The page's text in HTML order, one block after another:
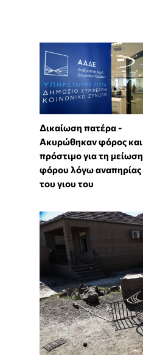
Δικαίωση πατέρα -
Ακυρώθηκαν φόρος και
πρόστιμο για τη μείωση
φόρου λόγω αναπηρίας
του γιου του